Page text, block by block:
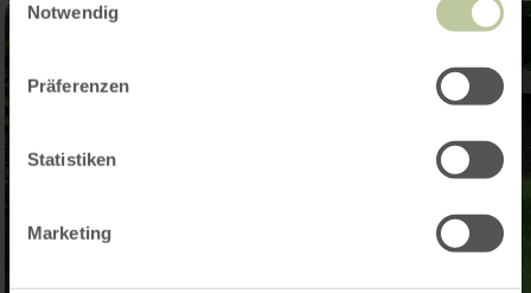
Notwendig
Präferenzen
Statistiken
Marketing